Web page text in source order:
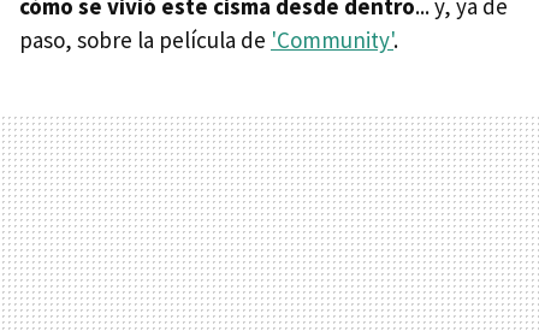
cómo se vivió este cisma desde dentro... y, ya de
paso, sobre la película de 'Community'.